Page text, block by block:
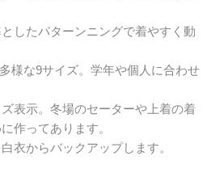
したパターンニングで着やすく動
様な9サイズ。学年や個人に合わせ
表示。冬場のセーターや上着の着
作ってあります。
衣からバックアップします。